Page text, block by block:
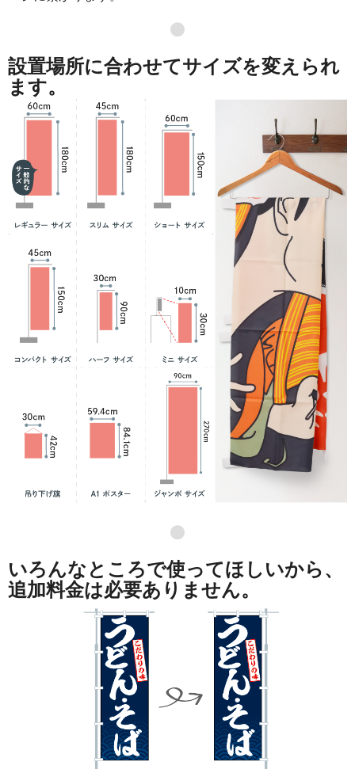
50 868 43400
●
設置場所に合わせてサイズを変えられ
ます。
●
いろんなところで使ってほしいから、
追加料金は必要ありません。